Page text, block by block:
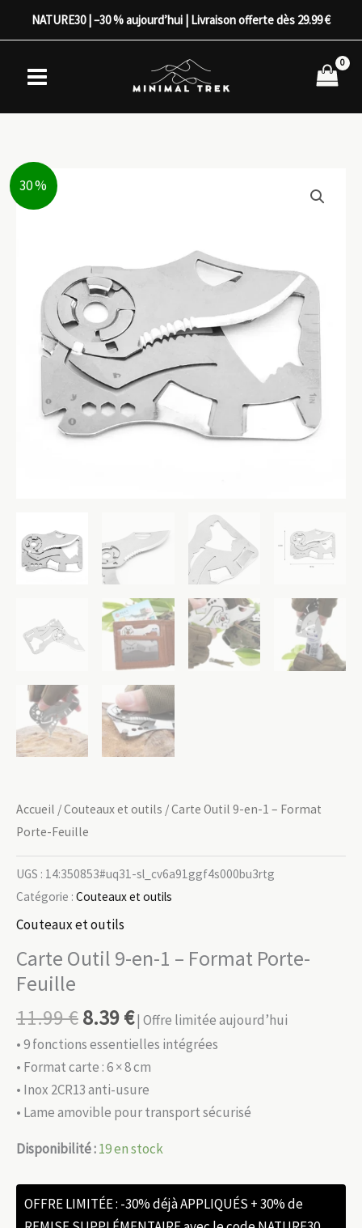
NATURE30 | –30 % aujourd’hui | Livraison offerte dès 29.99 €
30 %
Accueil /Couteaux et outils / Carte Outil 9-en-1 – Format
Porte-Feuille
UGS : 14:350853#uq31-sl_cv6a91ggf4s000bu3rtg
Catégorie : Couteaux et outils
Couteaux et outils
Carte Outil 9-en-1 – Format Porte-
Feuille
11.99€8.39€| Offre limitée aujourd’hui
• 9 fonctions essentielles intégrées
• Format carte : 6 × 8 cm
• Inox 2CR13 anti-usure
• Lame amovible pour transport sécurisé
Disponibilité :19 en stock
OFFRE LIMITÉE : -30% déjà APPLIQUÉS + 30% de